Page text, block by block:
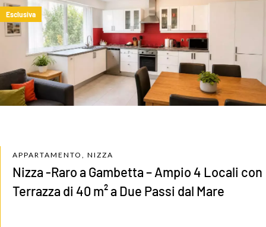
APPARTAMENTO, NIZZA
Nizza -Raro a Gambetta – Ampio 4 Locali con
Terrazza di 40 m² a Due Passi dal Mare
Esclusiva